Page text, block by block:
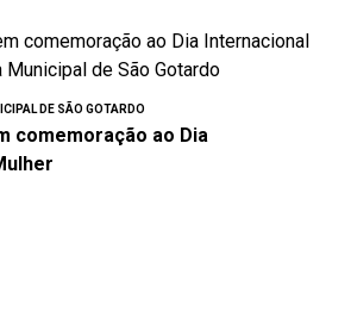
DE SÃO GOTARDO
comemoração ao Dia